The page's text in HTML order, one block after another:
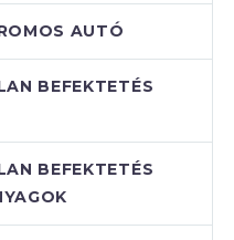
AUTÓ
BEFEKTETÉS
BEFEKTETÉS